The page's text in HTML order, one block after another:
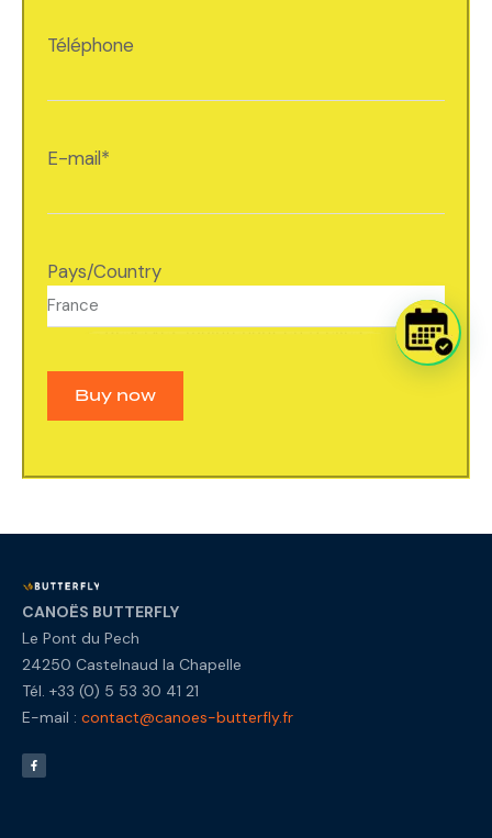
Téléphone
E-mail*
Pays/Country
Buy now
CANOËS BUTTERFLY
Le Pont du Pech
24250 Castelnaud la Chapelle
Tél. +33 (0) 5 53 30 41 21
E-mail : contact@canoes-butterfly.fr
Réservez maintenant en 3 clics